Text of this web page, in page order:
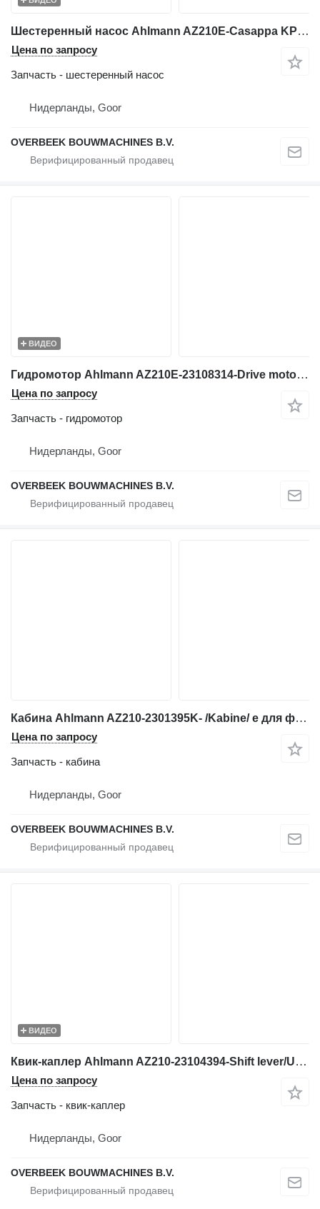
Шестеренный насос Ahlmann AZ210E-Casappa KP30.51-A8K9-LME/MC-Gearpump для фронтального погрузчика
Цена по запросу
Запчасть - шестеренный насос
Нидерланды, Goor
OVERBEEK BOUWMACHINES B.V.
ВИДЕО
Гидромотор Ahlmann AZ210E-23108314-Drive motor/Fahrmotor/Rijmotor для фронтального погрузчика
Цена по запросу
Запчасть - гидромотор
Нидерланды, Goor
OVERBEEK BOUWMACHINES B.V.
Кабина Ahlmann AZ210-2301395K- /Kabine/ e для фронтального погрузчика
Цена по запросу
Запчасть - кабина
Нидерланды, Goor
OVERBEEK BOUWMACHINES B.V.
ВИДЕО
Квик-каплер Ahlmann AZ210-23104394-Shift lever/Umlenkhebel/Duwstuk для фронтального погрузчика
Цена по запросу
Запчасть - квик-каплер
Нидерланды, Goor
OVERBEEK BOUWMACHINES B.V.